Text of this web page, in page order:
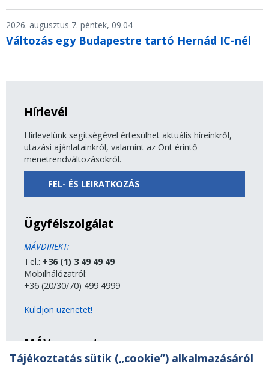
2026. augusztus 7. péntek, 09.04
Változás egy Budapestre tartó Hernád IC-nél
Hírlevél
Hírlevelünk segítségével értesülhet aktuális híreinkről,
utazási ajánlatainkról, valamint az Önt érintő
menetrendváltozásokról.
FEL- ÉS LEIRATKOZÁS
Ügyfélszolgálat
MÁVDIREKT:
Tel.: +36 (1) 3 49 49 49
Mobilhálózatról:
+36 (20/30/70) 499 4999
Küldjön üzenetet!
MÁV-csoport
A MÁV-csoport tagjai
Tájékoztatás sütik („cookie”) alkalmazásáról